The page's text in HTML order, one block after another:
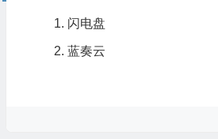
闪电盘
蓝奏云